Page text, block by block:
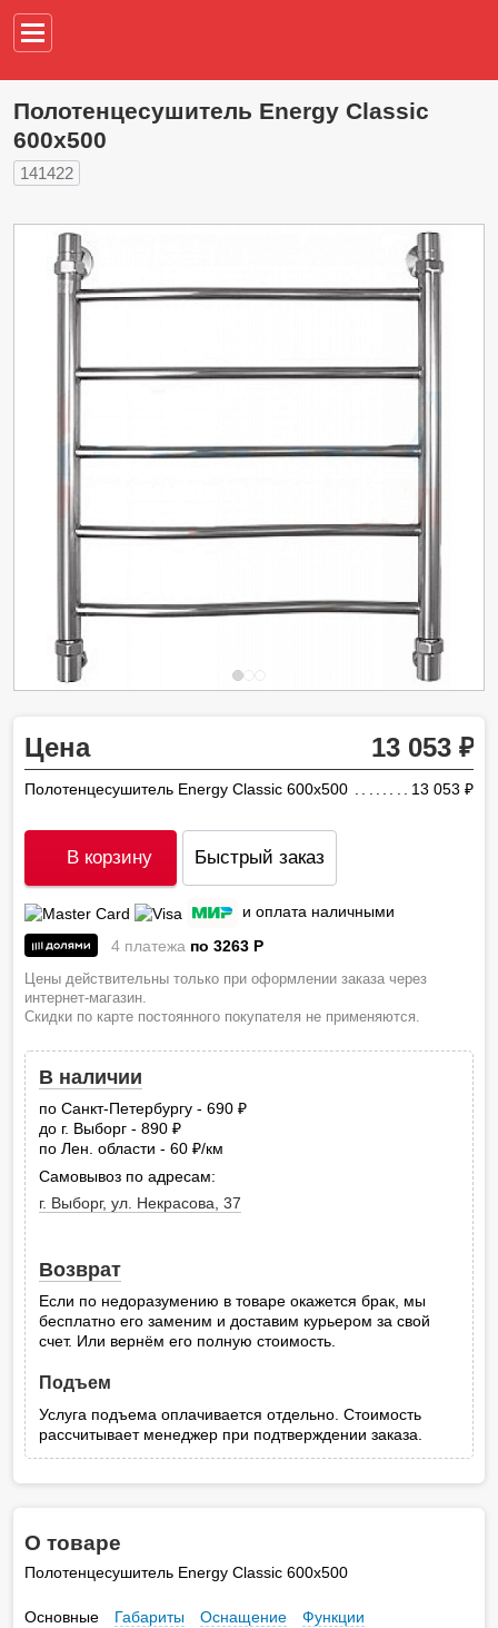
Полотенцесушитель Energy Classic
600х500
141422
Цена 13 053
Полотенцесушитель Energy Classic 600х500 13 053
В корзину Быстрый заказ
и оплата наличными
4 платежа по 3263 P
Цены действительны только при оформлении заказа через
интернет-магазин.
Скидки по карте постоянного покупателя не применяются.
В наличии
по Санкт-Петербургу - 690
до г. Выборг - 890
по Лен. области - 60
руб.
/км
Самовывоз по адресам:
г. Выборг, ул. Некрасова, 37
Возврат
Если по недоразумению в товаре окажется брак, мы
бесплатно его заменим и доставим курьером за свой
счет. Или вернём его полную стоимость.
Подъем
Услуга подъема оплачивается отдельно. Стоимость
рассчитывает менеджер при подтверждении заказа.
О товаре
Полотенцесушитель Energy Classic 600х500
Основные Габариты Оснащение Функции